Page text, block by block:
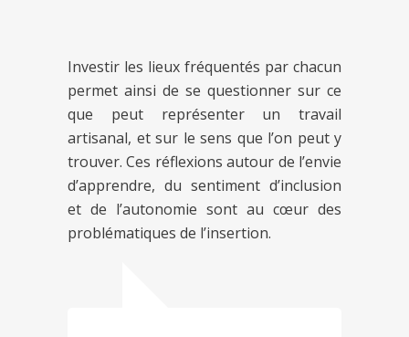
Investir les lieux fréquentés par chacun
permet ainsi de se questionner sur ce
que peut représenter un travail
artisanal, et sur le sens que l’on peut y
trouver. Ces réflexions autour de l’envie
d’apprendre, du sentiment d’inclusion
et de l’autonomie sont au cœur des
problématiques de l’insertion.